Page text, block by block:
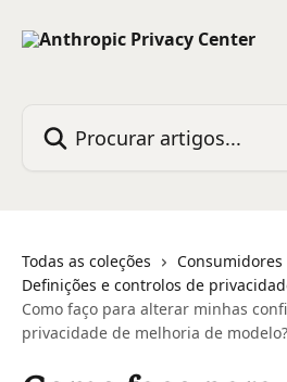
Todas as coleções
Consumidores
Definições e controlos de
Como faço para alterar minhas
privacidade de melhoria de modelo?